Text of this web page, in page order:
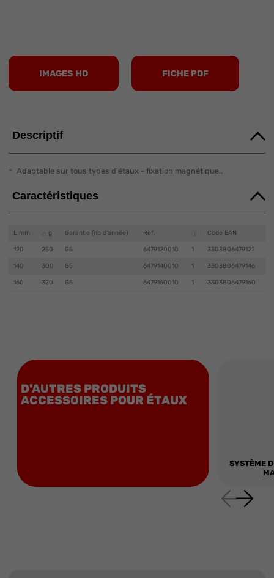
IMAGES HD FICHE PDF
Descriptif
Adaptable sur tous types d'étaux - fixation magnétique..
Caractéristiques
L mm g Garantie (nb d'année) Ref. Code EAN
120 250 G5 6479120010 1 3303806479122
140 300 G5 6479140010 1 3303806479146
160 320 G5 6479160010 1 3303806479160
D'AUTRES PRODUITS
ACCESSOIRES POUR ÉTAUX
SYSTÈME